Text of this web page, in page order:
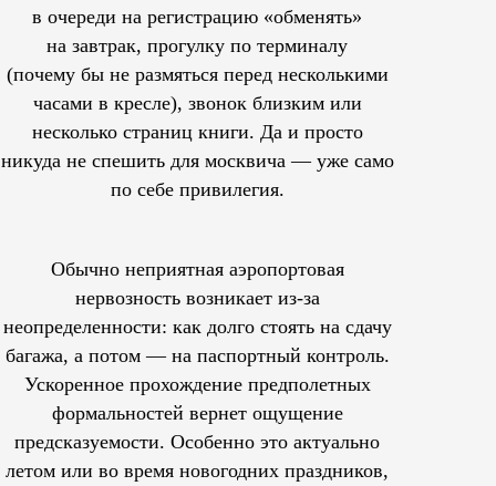
в очереди на регистрацию «обменять»
на завтрак, прогулку по терминалу
(почему бы не размяться перед несколькими
часами в кресле), звонок близким или
несколько страниц книги. Да и просто
никуда не спешить для москвича — уже само
по себе привилегия.
Обычно неприятная аэропортовая
нервозность возникает из-за
неопределенности: как долго стоять на сдачу
багажа, а потом — на паспортный контроль.
Ускоренное прохождение предполетных
формальностей вернет ощущение
предсказуемости. Особенно это актуально
летом или во время новогодних праздников,